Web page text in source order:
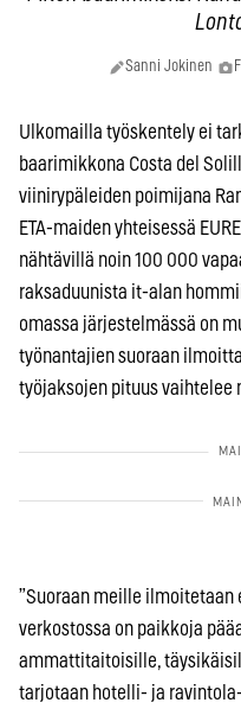
Sanni Jokinen
Ulkomailla työskentely ei
baarimikkona Costa del
viinirypäleiden poimijana
ETA-maiden yhteisessä
nähtävillä noin 100 000
raksaduunista it-alan
omassa järjestelmässä on
työnantajien suoraan
työjaksojen pituus vaihtelee
”Suoraan meille ilmoitetaan
verkostossa on paikkoja
ammattitaitoisille,
tarjotaan hotelli- ja